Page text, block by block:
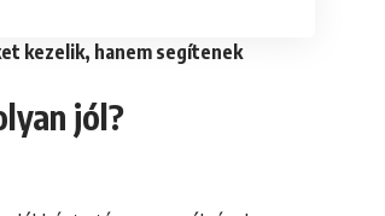
kezelik, hanem segítenek
jól?